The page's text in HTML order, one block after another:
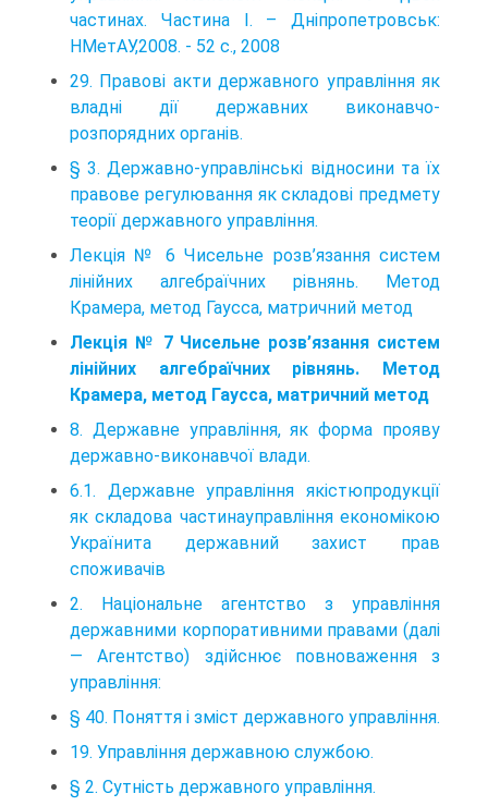
частинах. Частина І. – Дніпропетровськ:
НМетАУ,2008. - 52 с., 2008
29. Правові акти державного управління як
владні дії державних виконавчо-
розпорядних органів.
§ 3. Державно-управлінські відносини та їх
правове регулювання як складові предмету
теорії державного управління.
Лекція № 6 Чисельне розв’язання систем
лінійних алгебраїчних рівнянь. Метод
Крамера, метод Гаусса, матричний метод
Лекція № 7 Чисельне розв’язання систем
лінійних алгебраїчних рівнянь. Метод
Крамера, метод Гаусса, матричний метод
8. Державне управління, як форма прояву
державно-виконавчої влади.
6.1. Державне управління якістюпродукції
як складова частинауправління економікою
Українита державний захист прав
споживачів
2. Національне агентство з управління
державними корпоративними правами (далі
— Агентство) здійснює повноваження з
управління:
§ 40. Поняття і зміст державного управління.
19. Управління державною службою.
§ 2. Сутність державного управління.